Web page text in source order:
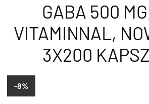
GABA 500
VITAMINNAL,
3X200
-8%